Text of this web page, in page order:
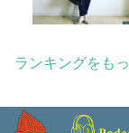
ランキングをも